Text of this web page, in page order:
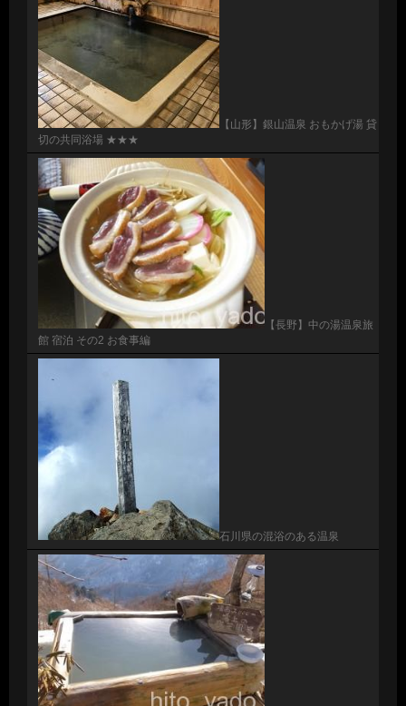
【山形】銀山温泉 おもかげ湯 貸
切の共同浴場 ★★★
【長野】中の湯温泉旅
館 宿泊 その2 お食事編
石川県の混浴のある温泉